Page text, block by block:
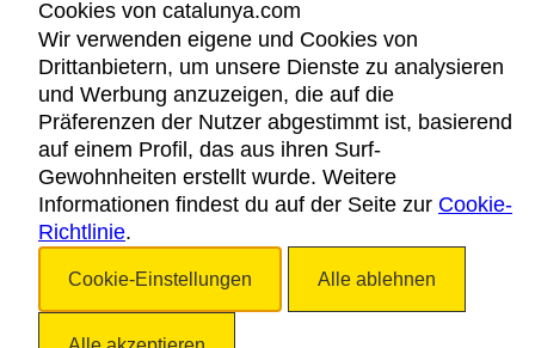
BARRIEREFREIHEIT
Copyright © 2026. Katalonien Tourismus. Alle Rechte vorbehalten
Cookies von catalunya.com
Wir verwenden eigene und Cookies von
Drittanbietern, um unsere Dienste zu analysieren
und Werbung anzuzeigen, die auf die
Präferenzen der Nutzer abgestimmt ist, basierend
auf einem Profil, das aus ihren Surf-
Gewohnheiten erstellt wurde. Weitere
Informationen findest du auf der Seite zur Cookie-
Richtlinie.
Cookie-Einstellungen Alle ablehnen